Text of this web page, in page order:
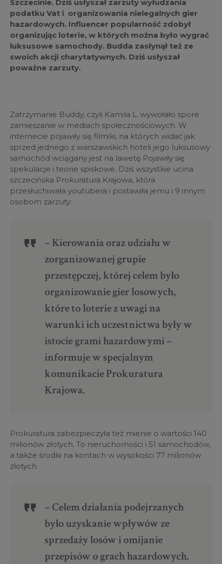
Szczecinie. Dziś usłyszał zarzuty wyłudzania
podatku Vat i organizowania nielegalnych gier
hazardowych. Influencer popularność zdobył
organizując loterie, w których można było wygrać
luksusowe samochody. Budda zasłynął też ze
swoich akcji charytatywnych. Dziś usłyszał
poważne zarzuty.
Zatrzymanie Buddy, czyli Kamila L. wywołało spore
zamieszanie w mediach społecznościowych. W
internecie pojawiły się filmiki, na których widać jak
sprzed jednego z warszawskich hoteli jego luksusowy
samochód wciągany jest na lawetę Pojawiły się
spekulacje i teorie spiskowe. Dziś wszystkie ucina
szczecińska Prokuratura Krajowa, która
przesłuchiwała youtubera i postawiła jemu i 9 innym
osobom zarzuty:
– Kierowania oraz udziału w
zorganizowanej grupie
przestępczej, której celem było
organizowanie gier losowych,
które to loterie z uwagi na
warunki ich uczestnictwa były w
istocie grami hazardowymi –
informuje w specjalnym
komunikacie Prokuratura
Krajowa.
Prokuratura zabezpieczyła też mienie o wartości 140
milionów złotych. To nieruchomości i 51 samochodów,
a także środki na kontach w wysokości 77 milionów
złotych.
– Celem działania podejrzanych
było uzyskanie wpływów ze
sprzedaży losów i omijanie
przepisów o grach hazardowych.